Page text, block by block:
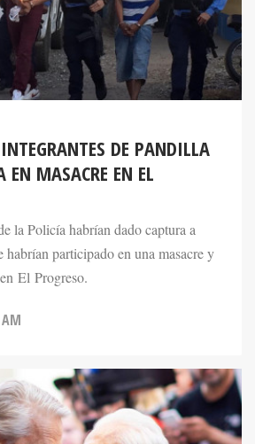
DE PANDILLA
EN MASACRE EN EL
la Policía habrían dado captura a
participado en una masacre y
El Progreso.